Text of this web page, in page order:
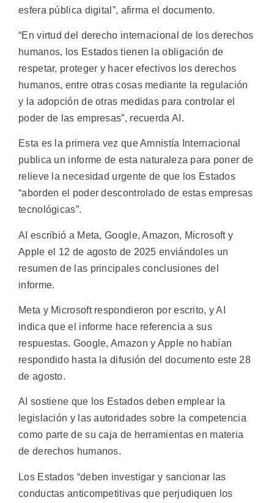
esfera pública digital”, afirma el documento.
“En virtud del derecho internacional de los derechos
humanos, los Estados tienen la obligación de
respetar, proteger y hacer efectivos los derechos
humanos, entre otras cosas mediante la regulación
y la adopción de otras medidas para controlar el
poder de las empresas”, recuerda AI.
Esta es la primera vez que Amnistía Internacional
publica un informe de esta naturaleza para poner de
relieve la necesidad urgente de que los Estados
“aborden el poder descontrolado de estas empresas
tecnológicas”.
AI escribió a Meta, Google, Amazon, Microsoft y
Apple el 12 de agosto de 2025 enviándoles un
resumen de las principales conclusiones del
informe.
Meta y Microsoft respondieron por escrito, y AI
indica que el informe hace referencia a sus
respuestas. Google, Amazon y Apple no habían
respondido hasta la difusión del documento este 28
de agosto.
AI sostiene que los Estados deben emplear la
legislación y las autoridades sobre la competencia
como parte de su caja de herramientas en materia
de derechos humanos.
Los Estados “deben investigar y sancionar las
conductas anticompetitivas que perjudiquen los